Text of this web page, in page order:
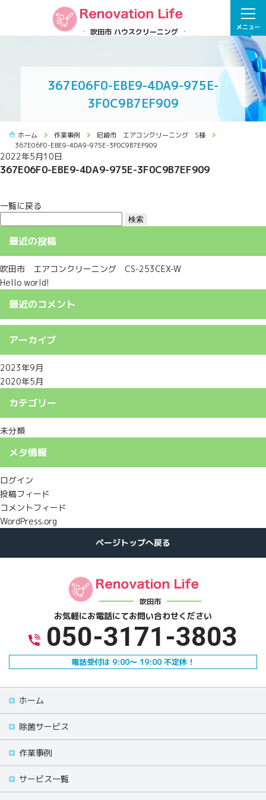
吹田市 ハウスクリーニング メニュー
367E06F0-EBE9-4DA9-975E-
3F0C9B7EF909
ホーム 作業事例
尼崎市 エアコンクリーニング S様
367E06F0-EBE9-4DA9-975E-3F0C9B7EF909
2022年5月10日
367E06F0-EBE9-4DA9-975E-3F0C9B7EF909
一覧に戻る
索:
最近の投稿
吹田市 エアコンクリーニング CS-253CEX-W
Hello world!
最近のコメント
アーカイブ
2023年9月
2020年5月
カテゴリー
未分類
メタ情報
ログイン
投稿フィード
コメントフィード
WordPress.org
吹田市
お気軽にお電話にてお問い合わせください
050-3171-3803
電話受付は 9:00～ 19:00 不定休！
ホーム
除菌サービス
作業事例
サービス一覧